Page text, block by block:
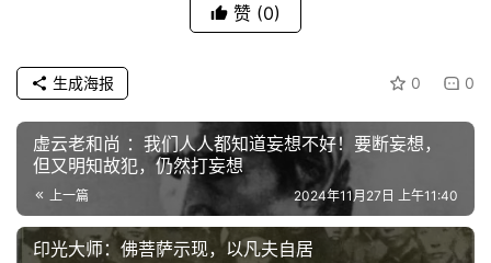
巡
礼
视
频
纪
赞 (0)
0 0
生成海报
虚云老和尚 ：我们人人都知道妄想不好！要断妄想，
但又明知故犯，仍然打妄想
上一篇 2024年11月27日 上午11:40
印光大师：佛菩萨示现，以凡夫自居